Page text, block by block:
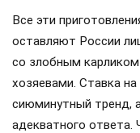
Все эти
оставляют России
со злобным
хозяевами. Ставка
сиюминутный тренд,
адекватного ответа.